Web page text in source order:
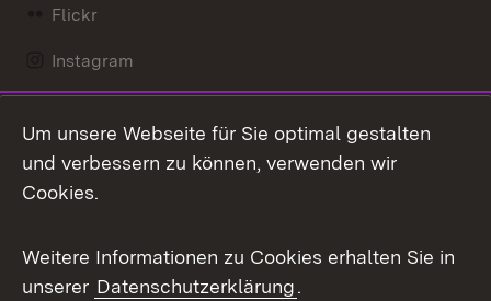
Flickr
Instagram
Mastodon
Messenger
Social Wall
X / Twitter
Um unsere Webseite für Sie optimal gestalten
und verbessern zu können, verwenden wir
Cookies.
Weitere Informationen zu Cookies erhalten Sie in
unserer Datenschutzerklärung.